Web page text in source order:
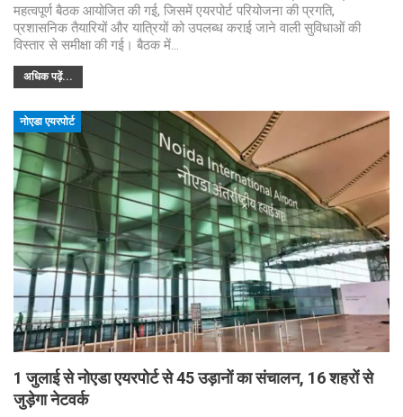
महत्वपूर्ण बैठक आयोजित की गई, जिसमें एयरपोर्ट परियोजना की प्रगति,
प्रशासनिक तैयारियों और यात्रियों को उपलब्ध कराई जाने वाली सुविधाओं की
विस्तार से समीक्षा की गई। बैठक में…
अधिक पढ़ें...
नोएडा एयरपोर्ट
1 जुलाई से नोएडा एयरपोर्ट से 45 उड़ानों का संचालन, 16 शहरों से
जुड़ेगा नेटवर्क